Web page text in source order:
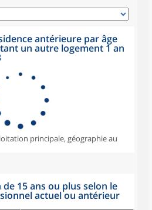
antérieure par âge
un autre logement 1 an
principale, géographie au
de 15 ans ou plus selon le
actuel ou antérieur